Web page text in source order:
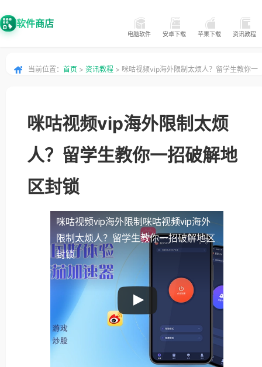
软件商店
电脑软件 安卓下载 苹果下载 资讯教程
当前位置： 首页 > 资讯教程 > 咪咕视频vip海外限制太烦人？留学生教你一
咪咕视频vip海外限制太烦
人？留学生教你一招破解地
区封锁
咪咕视频vip海外限制 咪咕视频vip海外
限制太烦人？留学生教你一招破解地区
封锁